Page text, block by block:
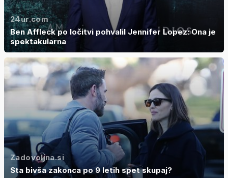
24ur.com
Ben Affleck po ločitvi pohvalil Jennifer Lopez: Ona je
spektakularna
Zadovoljna.si
Sta bivša zakonca po 9 letih spet skupaj?